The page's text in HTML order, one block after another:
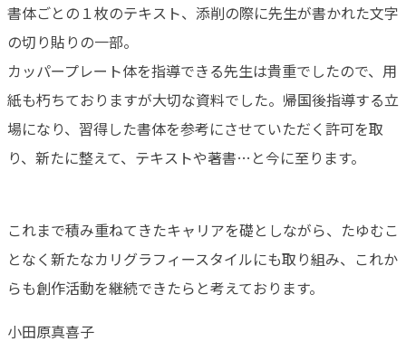
書体ごとの１枚のテキスト、添削の際に先生が書かれた文字
の切り貼りの一部。
カッパープレート体を指導できる先生は貴重でしたので、用
紙も朽ちておりますが大切な資料でした。帰国後指導する立
場になり、習得した書体を参考にさせていただく許可を取
り、新たに整えて、テキストや著書…と今に至ります。
これまで積み重ねてきたキャリアを礎としながら、たゆむこ
となく新たなカリグラフィースタイルにも取り組み、これか
らも創作活動を継続できたらと考えております。
小田原真喜子